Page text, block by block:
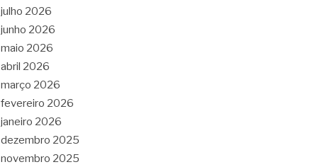
julho 2026
junho 2026
maio 2026
abril 2026
março 2026
fevereiro 2026
janeiro 2026
dezembro 2025
novembro 2025